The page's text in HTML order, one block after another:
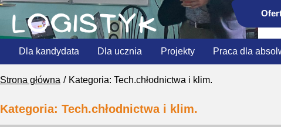
Dla kandydata Dla ucznia Projekty Praca dla
Strona główna Kategoria: Tech.chłodnictwa i klim.
Kategoria: Tech.chłodnictwa i klim.